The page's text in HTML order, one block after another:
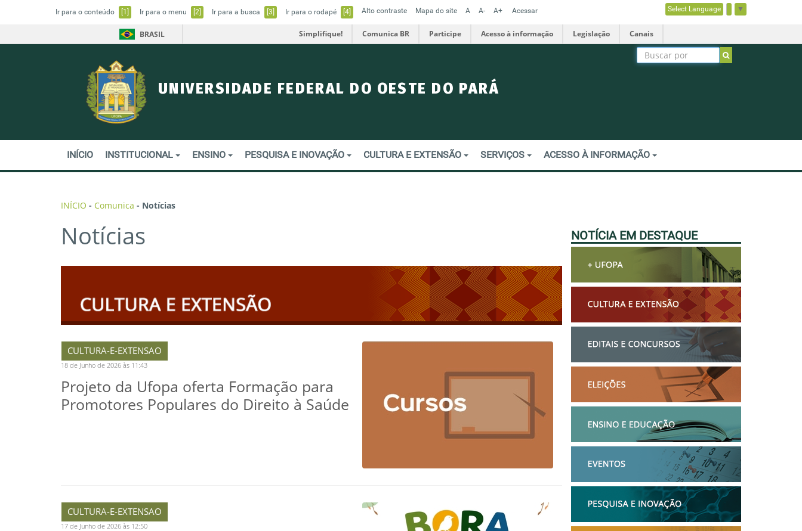
Ir para o conteúdo [1] Ir para o menu [2] Ir para a busca [3] Ir para o rodapé [4] Alto contraste Mapa do site A A- A+ Acessar Select Language ▼
BRASIL Simplifique! Comunica BR Participe Acesso à informação Legislação Canais
UNIVERSIDADE FEDERAL DO OESTE DO PARÁ
INÍCIO INSTITUCIONAL ENSINO PESQUISA E INOVAÇÃO CULTURA E EXTENSÃO SERVIÇOS ACESSO À INFORMAÇÃO
INÍCIO - Comunica - Notícias
Notícias
CULTURA-E-EXTENSAO
18 de Junho de 2026 às 11:43
Projeto da Ufopa oferta Formação para
Promotores Populares do Direito à Saúde
CULTURA-E-EXTENSAO
17 de Junho de 2026 às 12:50
NOTÍCIA EM DESTAQUE